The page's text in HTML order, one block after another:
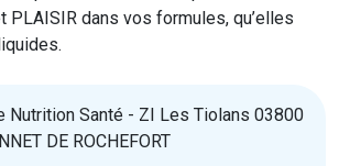
PLAISIR dans vos formules, qu’elles
Nutrition Santé - ZI Les Tiolans 03800
DE ROCHEFORT